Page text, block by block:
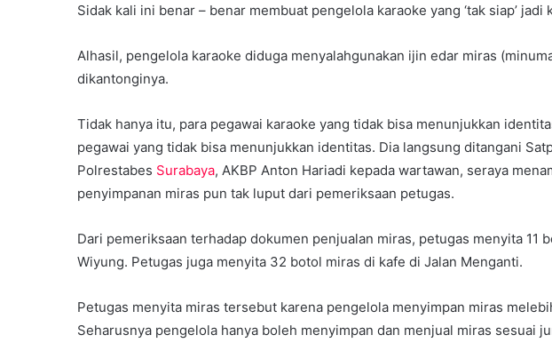
Sidak kali ini benar – benar membuat pengelola karaoke yang ‘tak siap’ jadi
Alhasil, pengelola karaoke diduga menyalahgunakan ijin edar miras
dikantonginya.
Tidak hanya itu, para pegawai karaoke yang tidak bisa menunjukkan
pegawai yang tidak bisa menunjukkan identitas. Dia langsung ditangani
Polrestabes Surabaya, AKBP Anton Hariadi kepada wartawan, seraya
penyimpanan miras pun tak luput dari pemeriksaan petugas.
Dari pemeriksaan terhadap dokumen penjualan miras, petugas menyita 11
Wiyung. Petugas juga menyita 32 botol miras di kafe di Jalan Menganti.
Petugas menyita miras tersebut karena pengelola menyimpan miras
Seharusnya pengelola hanya boleh menyimpan dan menjual miras sesuai